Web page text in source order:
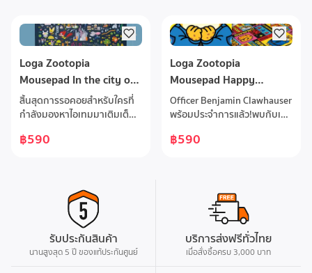
Loga Zootopia
Mousepad In the city of
critters
สิ้นสุดการรอคอยสำหรับใครที่
กำลังมองหาไอเทมมาเติมเต็ม
Zootopia ที่มีอยู่ ลวดลาย
ถูกถ่ายทอดลงบนแผ่นรอง
เมาส์อย่างลงตัว พร้อมรวมตัว
ละครจาก Zootopia ภาคแรก
มาแบบครบทุกตัว ให้คุณได้
ครอบครองคอลเลกชันนี้แบบ
฿590
Loga Zootopia
Mousepad Happy
CLAWHAUSER
Officer Benjamin Clawhauser
พร้อมประจำการแล้ว!พบกับเจ้า
Zootopia Clawhauser เจ้า
ของ Clawhauser มาอยู่ในคอล
เลกชันพิเศษ "HAPPY
CLAWHAUSER" ให้แฟนๆ ได้
สะสมกันแบบเน้นๆใครที่ตกหลุม
รักความใจดีและรอยยิ้มของเจ้า
฿590
รับประกันสินค้า
นานสูงสุด 5 ปี ของแท้ประกันศูนย์
บริการส่งฟรีทั่วไทย
เมื่อสั่งซื้อครบ 3,000 บาท